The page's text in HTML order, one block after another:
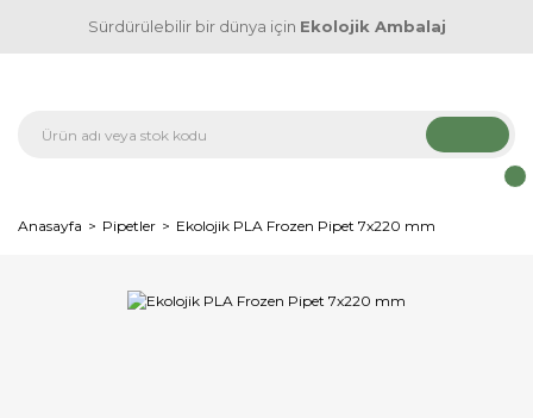
Sürdürülebilir bir dünya için Ekolojik Ambalaj
Anasayfa Pipetler Ekolojik PLA Frozen Pipet 7x220 mm